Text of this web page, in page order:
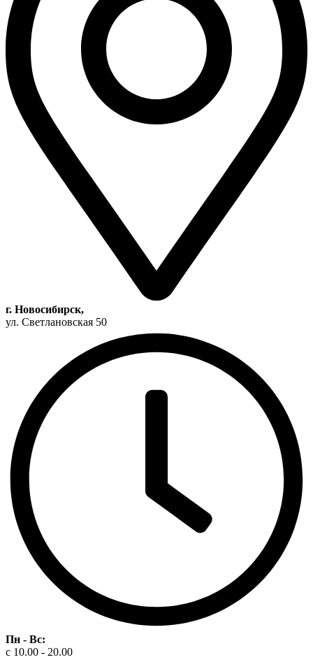
г. Новосибирск,
ул. Светлановская 50
Пн - Вс:
c 10.00 - 20.00